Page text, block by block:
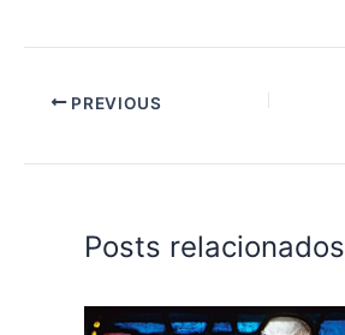
PREVIOUS
Posts relacionados